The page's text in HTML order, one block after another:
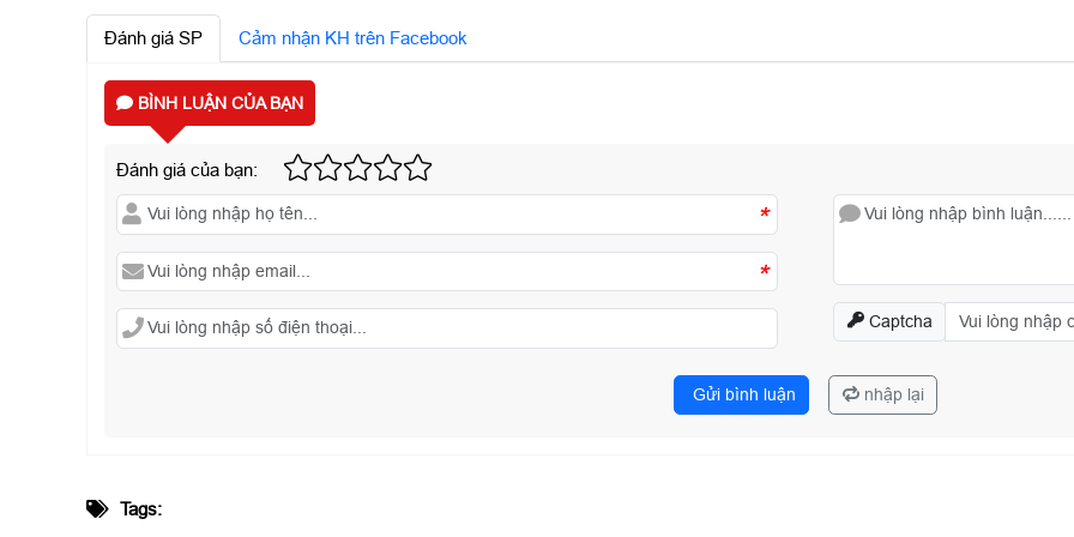
Đánh giá SP Cảm nhận KH trên Facebook
BÌNH LUẬN CỦA BẠN
Đánh giá của bạn:
*
*
Captcha
Gửi bình luận nhập lại
Tags: